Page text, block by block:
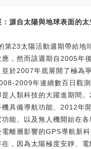
源自太陽與地球表面的
第23太陽活動週期帶給地
，然而該週期自2005年
並於2007年底展開了極為
2009年連續數百日觀
人類科技的大躍進期間
具備導航功能、2012年
能、以及無人機開始在各
離層影響的GPS導航新
，因為太陽極度安靜、